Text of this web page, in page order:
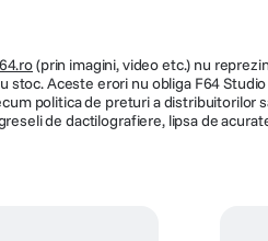
(prin imagini, video etc.) nu
Aceste erori nu obliga F64
politica de preturi a distribuitorilor
de dactilografiere, lipsa de